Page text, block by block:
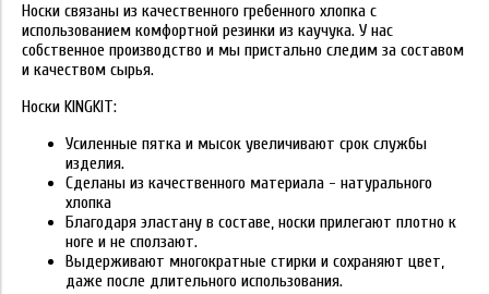
Носки связаны из качественного гребенного хлопка с
использованием комфортной резинки из каучука. У нас
собственное производство и мы пристально следим за составом
и качеством сырья.
Носки KINGKIT:
Усиленные пятка и мысок увеличивают срок службы
изделия.
Сделаны из качественного материала - натурального
хлопка
Благодаря эластану в составе, носки прилегают плотно к
ноге и не сползают.
Выдерживают многократные стирки и сохраняют цвет,
даже после длительного использования.